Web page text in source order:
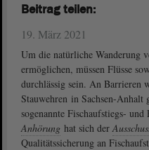
19. März 2021
Um die natürliche Wanderung
ermöglichen, müssen Flüsse
durchlässig sein. An Barrieren
Stauwehren in Sachsen-Anhalt
sogenannte Fischaufstiegs-
Anhörung hat sich der
Qualitätssicherung an
Beitrag teilen: